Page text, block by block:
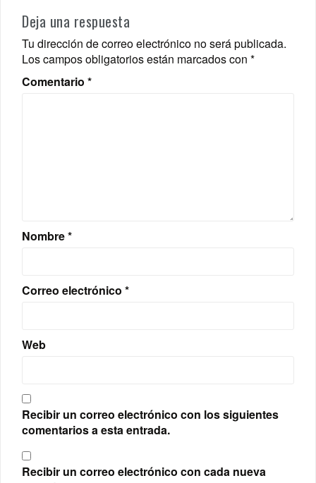
Deja una respuesta
Tu dirección de correo electrónico no será publicada.
Los campos obligatorios están marcados con *
Comentario *
Nombre*
Correo electrónico *
Web
Recibir un correo electrónico con los siguientes
comentarios a esta entrada.
Recibir un correo electrónico con cada nueva